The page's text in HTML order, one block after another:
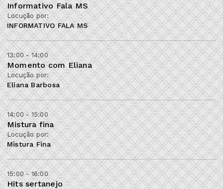
Informativo Fala MS
Locução por:
INFORMATIVO FALA MS
13:00 - 14:00
Momento com Eliana
Locução por:
Eliana Barbosa
14:00 - 15:00
Mistura fina
Locução por:
Mistura Fina
15:00 - 16:00
Hits sertanejo